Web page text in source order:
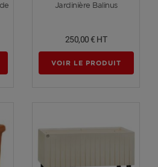
Jardinière Balinus
250,00 € HT
VOIR LE PRODUIT